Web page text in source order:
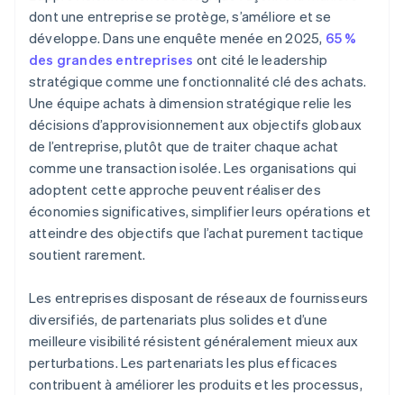
dont une entreprise se protège, s’améliore et se
développe. Dans une enquête menée en 2025, 65 %
des grandes entreprises ont cité le leadership
stratégique comme une fonctionnalité clé des achats.
Une équipe achats à dimension stratégique relie les
décisions d’approvisionnement aux objectifs globaux
de l’entreprise, plutôt que de traiter chaque achat
comme une transaction isolée. Les organisations qui
adoptent cette approche peuvent réaliser des
économies significatives, simplifier leurs opérations et
atteindre des objectifs que l’achat purement tactique
soutient rarement.
Les entreprises disposant de réseaux de fournisseurs
diversifiés, de partenariats plus solides et d’une
meilleure visibilité résistent généralement mieux aux
perturbations. Les partenariats les plus efficaces
contribuent à améliorer les produits et les processus,